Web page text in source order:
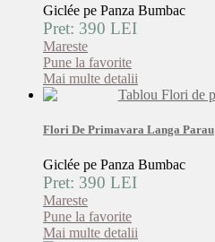
Giclée pe Panza Bumbac
Pret: 390 LEI
Mareste
Pune la favorite
Mai multe detalii
Flori De Primavara Langa Parau
Giclée pe Panza Bumbac
Pret: 390 LEI
Mareste
Pune la favorite
Mai multe detalii